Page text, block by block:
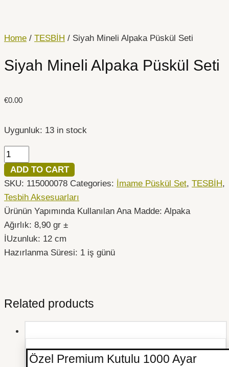
Home / TESBİH / Siyah Mineli Alpaka Püskül Seti
Siyah Mineli Alpaka Püskül Seti
€0.00
Uygunluk: 13 in stock
Alpaka
Seti
quantity
ADD TO CART
SKU: 115000078 Categories: İmame Püskül Set, TESBİH,
Tesbih Aksesuarları
Ürünün Yapımında Kullanılan Ana Madde: Alpaka
Ağırlık: 8,90 gr ±
İUzunluk: 12 cm
Hazırlanma Süresi: 1 iş günü
Related products
Özel Premium Kutulu 1000 Ayar